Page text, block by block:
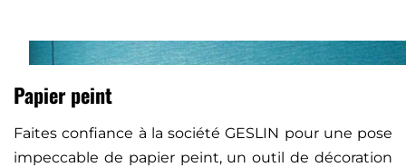
Papier peint
Faites confiance à la société GESLIN pour une pose
impeccable de papier peint, un outil de décoration